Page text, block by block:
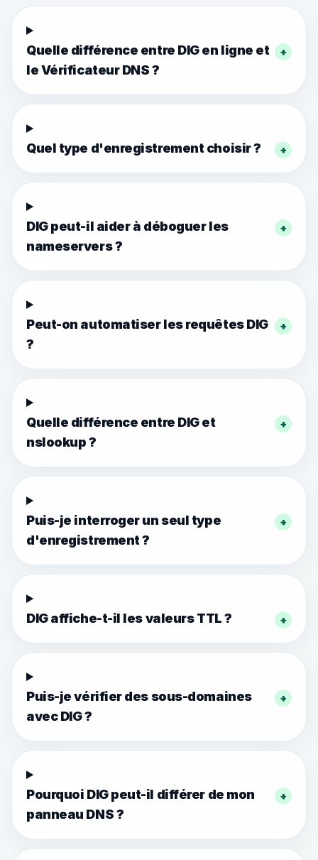
Quelle différence entre DIG en ligne et
le Vérificateur DNS ?
+
Quel type d'enregistrement choisir ? +
DIG peut-il aider à déboguer les
nameservers ?
+
Peut-on automatiser les requêtes DIG
?
+
Quelle différence entre DIG et
nslookup ?
+
Puis-je interroger un seul type
d'enregistrement ?
+
DIG affiche-t-il les valeurs TTL ? +
Puis-je vérifier des sous-domaines
avec DIG ?
+
Pourquoi DIG peut-il différer de mon
panneau DNS ?
+